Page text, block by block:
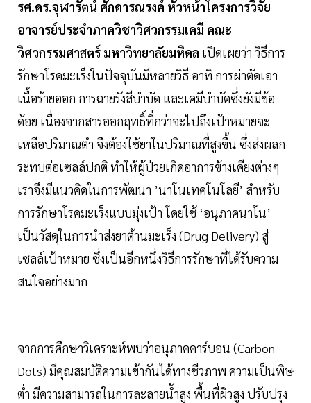
รศ.ดร.จุฬารัตน์ ศักดารณรงค์ หัวหน้าโครงการวิจัย
อาจารย์ประจำภาควิชาวิศวกรรมเคมี คณะ
วิศวกรรมศาสตร์ มหาวิทยาลัยมหิดล เปิดเผยว่า วิธีการ
รักษาโรคมะเร็งในปัจจุบันมีหลายวิธี อาทิ การผ่าตัดเอา
เนื้อร้ายออก การฉายรังสีบําบัด และเคมีบําบัดซึ่งยังมีข้อ
ด้อย เนื่องจากสารออกฤทธิ์ที่กว่าจะไปถึงเป้าหมายจะ
เหลือปริมาณตํ่า จึงต้องใช้ยาในปริมาณที่สูงขึ้น ซึ่งส่งผลก
ระทบต่อเซลล์ปกติ ทำให้ผู้ป่วยเกิดอาการข้างเคียงต่างๆ
เราจึงมีแนวคิดในการพัฒนา ’นาโนเทคโนโลยี’ สำหรับ
การรักษาโรคมะเร็งแบบมุ่งเป้า โดยใช้ ‘อนุภาคนาโน’
เป็นวัสดุในการนำส่งยาต้านมะเร็ง (Drug Delivery) สู่
เซลล์เป้าหมาย ซึ่งเป็นอีกหนึ่งวิธีการรักษาที่ได้รับความ
สนใจอย่างมาก
จากการศึกษาวิเคราะห์พบว่าอนุภาคคาร์บอน (Carbon
Dots) มีคุณสมบัติความเข้ากันได้ทางชีวภาพ ความเป็นพิษ
ต่ำ มีความสามารถในการละลายน้ำสูง พื้นที่ผิวสูง ปรับปรุง